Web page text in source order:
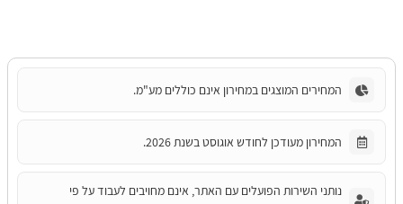
המחירים המוצגים במחירון אינם כוללים מע"מ.
המחירון מעודכן לחודש אוגוסט בשנת 2026.
נותני השירות הפועלים עם האתר, אינם מחויבים לעבוד על פי